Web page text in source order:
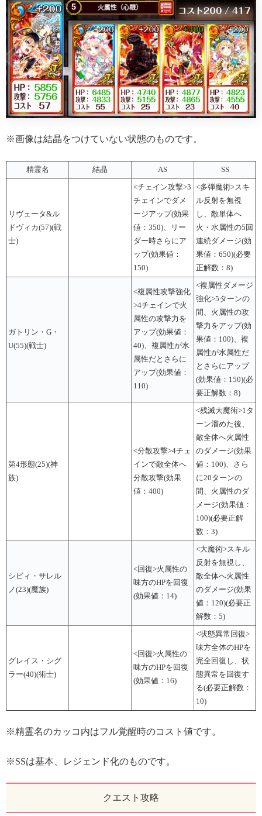
※画像は結晶をつけていない状態のものです。
精霊名 結晶 AS SS
リヴェータ&ル
ドヴィカ(57)(戦
士)
<チェイン攻撃>3
チェインでダメ
ージアップ(効果
値：350)、リー
ダー時さらにア
ップ(効果値：
150)
<多弾魔術>スキ
ル反射を無視
し、敵単体へ
火・水属性の5回
連続ダメージ(効
果値：650)(必要
正解数：8)
ガトリン・G・
U(55)(戦士)
<複属性攻撃強化
>4チェインで火
属性の攻撃力を
アップ(効果値：
40)、複属性が水
属性だとさらに
アップ(効果値：
110)
<複属性ダメージ
強化>5ターンの
間、火属性の攻
撃力をアップ(効
果値：100)、複
属性が水属性だ
とさらにアップ
(効果値：150)(必
要正解数：8)
第4形態(25)(神
族)
<分散攻撃>4チェ
インで敵全体へ
分散攻撃(効果
値：400)
<残滅大魔術>1タ
ーン溜めた後、
敵全体へ火属性
のダメージ(効果
値：100)、さら
に20ターンの
間、火属性のダ
メージ(効果値：
100)(必要正解
数：3)
シビィ・サレル
ノ(23)(魔族)
<回復>火属性の
味方のHPを回復
(効果値：14)
<大魔術>スキル
反射を無視し、
敵全体へ火属性
のダメージ(効果
値：120)(必要正
解数：5)
グレイス・シグ
ラー(40)(術士)
<回復>火属性の
味方のHPを回復
(効果値：16)
<状態異常回復>
味方全体のHPを
完全回復し、状
態異常を回復す
る(必要正解数：
10)
※精霊名のカッコ内はフル覚醒時のコスト値です。
※SSは基本、レジェンド化のものです。
クエスト攻略